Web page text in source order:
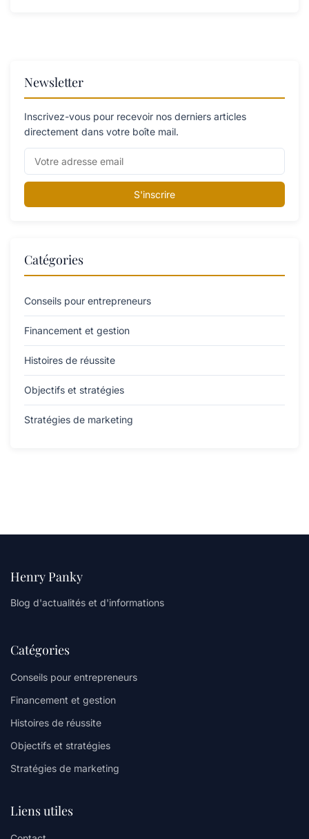
Newsletter
Inscrivez-vous pour recevoir nos derniers articles
directement dans votre boîte mail.
S'inscrire
Catégories
Conseils pour entrepreneurs
Financement et gestion
Histoires de réussite
Objectifs et stratégies
Stratégies de marketing
Henry Panky
Blog d'actualités et d'informations
Catégories
Conseils pour entrepreneurs
Financement et gestion
Histoires de réussite
Objectifs et stratégies
Stratégies de marketing
Liens utiles